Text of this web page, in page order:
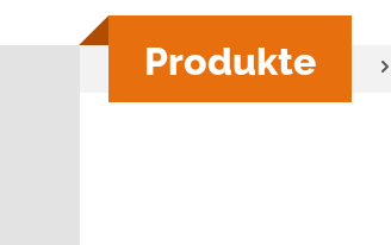
Produkte